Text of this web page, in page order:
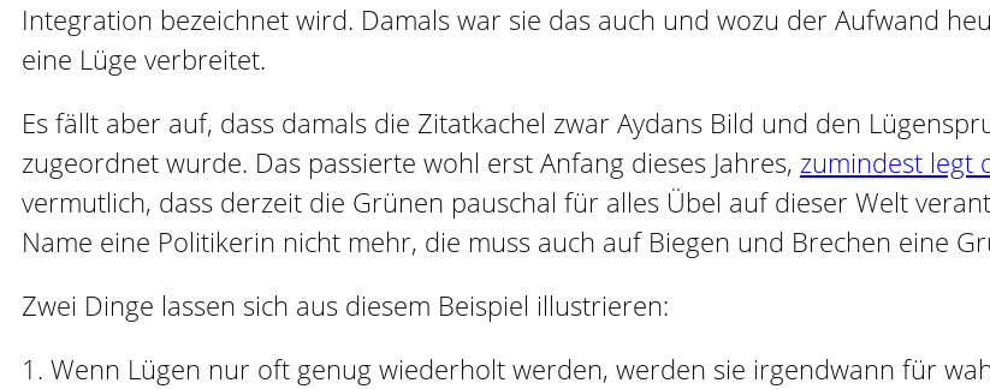
Integration bezeichnet wird. Damals war sie das auch und wozu der Aufwand
eine Lüge verbreitet.
Es fällt aber auf, dass damals die Zitatkachel zwar Aydans Bild und den
zugeordnet wurde. Das passierte wohl erst Anfang dieses Jahres, zumindest legt
vermutlich, dass derzeit die Grünen pauschal für alles Übel auf dieser Welt
Name eine Politikerin nicht mehr, die muss auch auf Biegen und Brechen eine
Zwei Dinge lassen sich aus diesem Beispiel illustrieren:
1. Wenn Lügen nur oft genug wiederholt werden, werden sie irgendwann für